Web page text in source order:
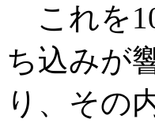
これを
ち込みが
り、その